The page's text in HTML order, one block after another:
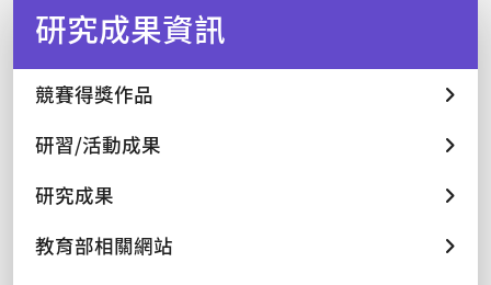
研究成果資訊
競賽得獎作品
研習/活動成果
研究成果
教育部相關網站